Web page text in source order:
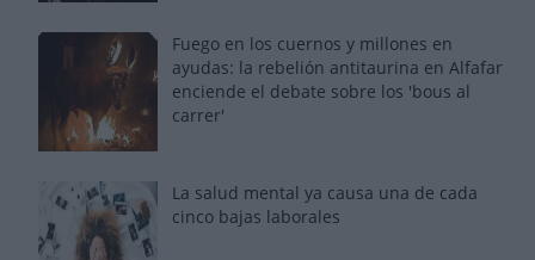
Fuego en los cuernos y millones en
ayudas: la rebelión antitaurina en Alfafar
enciende el debate sobre los 'bous al
carrer'
La salud mental ya causa una de cada
cinco bajas laborales